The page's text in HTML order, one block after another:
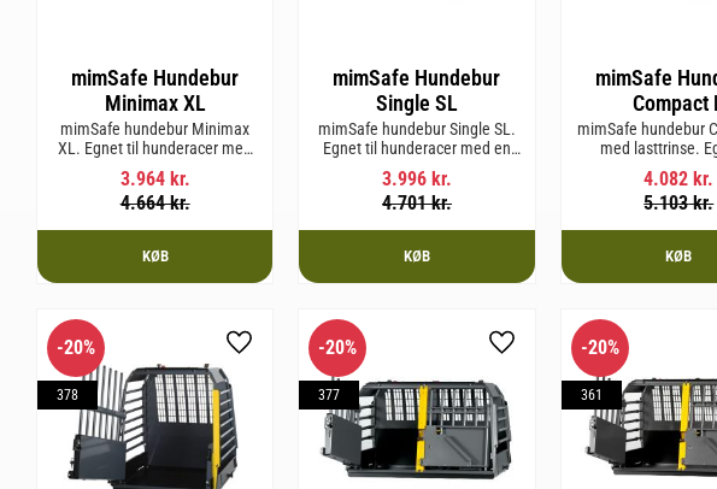
mimSafe Hundebur
Minimax XL
mimSafe hundebur Minimax
XL. Egnet til hunderacer med
en skulderhøjde på op til 38
cm.
3.964kr.
4.664kr.
KØB
mimSafe Hundebur
Single SL
mimSafe hundebur Single SL.
Egnet til hunderacer med en
skulderhøjde på op til 58 cm.
3.996kr.
4.701kr.
KØB
mimSafe
Compact
mimSafe hundebur
med lasttrinse.
hunderacer
skulderhøjde på op
4.082 kr.
5.103kr.
KØB
20%
378
Gem som favorit
20%
377
Gem som favorit
20%
361